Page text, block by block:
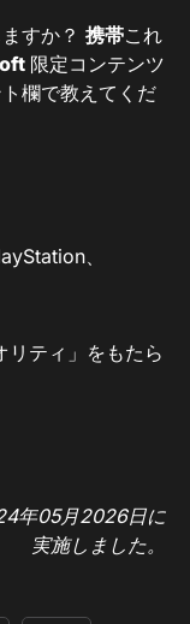
すか？ 携帯これ
限定コンテンツ
欄で教えてくだ
、
リティ」をもたら
年05月2026日に
実施しました。